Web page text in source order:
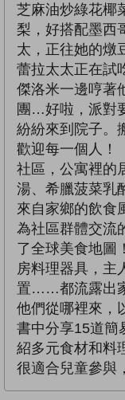
芝麻油炒綠花椰
梨，好搭配墨西
太，正往她的燉
蕾拉太太正在試
傑洛米一邊哼著
團…好啦，派對
紛紛來到院子。
歡迎每一個人！
社區，公寓裡的
湯、希臘菠菜乳
來自家鄉的飲食
為社區群體交流
了全球美食地圖
房料理器具，主
置……都流露出
他們從哪裡來，
書中分享15道簡
紹多元食材和料
很適合兒童參與